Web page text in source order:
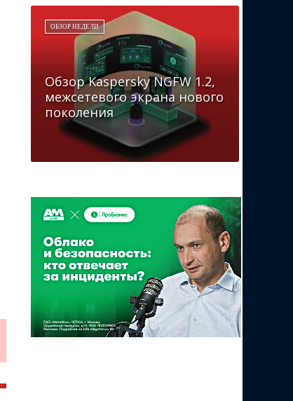
ОБЗОР НЕДЕЛИ
Обзор Kaspersky NGFW 1.2,
межсетевого экрана нового
поколения